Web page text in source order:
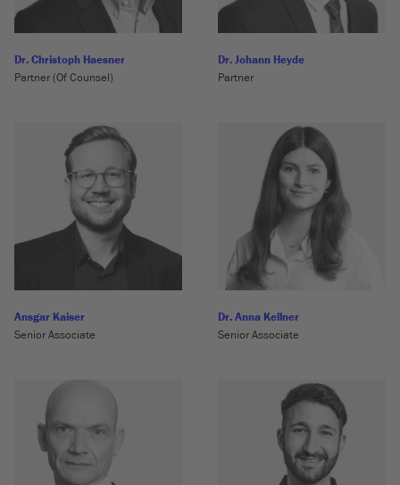
Dr. Christoph Haesner
Partner (Of Counsel)
Dr. Johann Heyde
Partner
Ansgar Kaiser
Senior Associate
Dr. Anna Kellner
Senior Associate